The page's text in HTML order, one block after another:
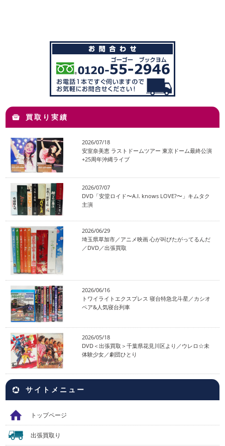
買取り実績
2026/07/18
安室奈美恵 ラストドームツアー 東京ドーム最終公演
+25周年沖縄ライブ
2026/07/07
DVD「安堂ロイド〜A.I. knows LOVE?〜」キムタク
主演
2026/06/29
埼玉県草加市／アニメ映画 心が叫びたがってるんだ
／DVD／出張買取
2026/06/16
トワイライトエクスプレス 寝台特急北斗星／カシオ
ペア&人気寝台列車
2026/05/18
DVD＜出張買取＞千葉県花見川区より／ウレロ☆未
体験少女／劇団ひとり
サイトメニュー
トップページ
出張買取り